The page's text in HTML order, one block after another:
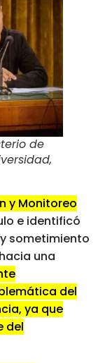
de
y Monitoreo
e identificó
sometimiento
una
del
ya que
del